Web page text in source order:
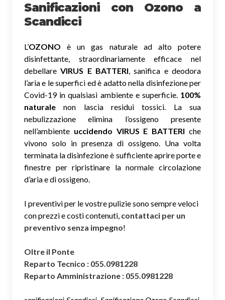
Sanificazioni con Ozono a
Scandicci
L’OZONO è un gas naturale ad alto potere
disinfettante, straordinariamente efficace nel
debellareVIRUS E BATTERI, sanifica e deodora
l’aria e le superfici ed è adatto nella disinfezione per
Covid-19 in qualsiasi ambiente e superficie. 100%
naturale non lascia residui tossici. La sua
nebulizzazione elimina l’ossigeno presente
nell’ambiente uccidendo VIRUS E BATTERI che
vivono solo in presenza di ossigeno. Una volta
terminata la disinfezione è sufficiente aprire porte e
finestre per ripristinare la normale circolazione
d’aria e di ossigeno.
I preventivi per le vostre pulizie sono sempre veloci
con prezzi e costi contenuti, contattaci per un
preventivo senza impegno!
Oltre il Ponte
Reparto Tecnico : 055.0981228
Reparto Amministrazione : 055.0981228